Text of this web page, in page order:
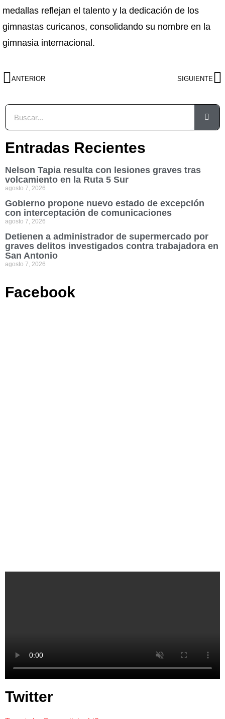
medallas reflejan el talento y la dedicación de los
gimnastas curicanos, consolidando su nombre en la
gimnasia internacional.
ANTERIOR SIGUIENTE
Entradas Recientes
Nelson Tapia resulta con lesiones graves tras
volcamiento en la Ruta 5 Sur
agosto 7, 2026
Gobierno propone nuevo estado de excepción
con interceptación de comunicaciones
agosto 7, 2026
Detienen a administrador de supermercado por
graves delitos investigados contra trabajadora en
San Antonio
agosto 7, 2026
Facebook
Twitter